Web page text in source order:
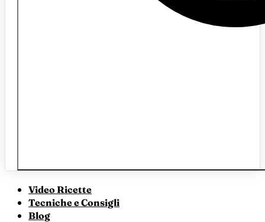
Video Ricette
Tecniche e Consigli
Blog